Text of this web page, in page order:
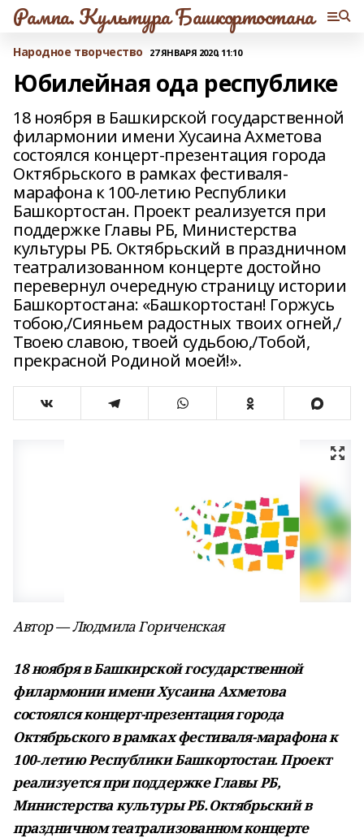
Рампа. Культура Башкортостана
Народное творчество 27 ЯНВАРЯ 2020, 11:10
Юбилейная ода республике
18 ноября в Башкирской государственной
филармонии имени Хусаина Ахметова
состоялся концерт-презентация города
Октябрьского в рамках фестиваля-
марафона к 100‑летию Республики
Башкортостан. Проект реализуется при
поддержке Главы РБ, Министерства
культуры РБ. Октябрьский в праздничном
театрализованном концерте достойно
перевернул очередную страницу истории
Башкортостана: «Башкортостан! Горжусь
тобою,/Сияньем радостных твоих огней,/
Твоею славою, твоей судьбою,/Тобой,
прекрасной Родиной моей!».
Автор — Людмила Гориченская
18 ноября в Башкирской государственной
филармонии имени Хусаина Ахметова
состоялся концерт-презентация города
Октябрьского в рамках фестиваля-марафона к
100‑летию Республики Башкортостан. Проект
реализуется при поддержке Главы РБ,
Министерства культуры РБ. Октябрьский в
праздничном театрализованном концерте